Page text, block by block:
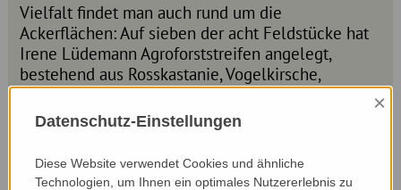
Vielfalt findet man auch rund um die
Ackerflächen: Auf sieben der acht Feldstücke hat
Irene Lüdemann Agroforststreifen angelegt,
bestehend aus Rosskastanie, Vogelkirsche,
Eberesche und Birke sowie Obstfrucht-Gehölze.
Ergänzt werden die Agroforstsysteme mit
insgesamt 800 Laufmetern zweier
Mehrnutzenhecken, bestehend aus 25
verschiedenen Baum- und Strauchsorten.
Datenschutz-Einstellungen
×
Diese Website verwendet Cookies und ähnliche
Technologien, um Ihnen ein optimales Nutzererlebnis zu